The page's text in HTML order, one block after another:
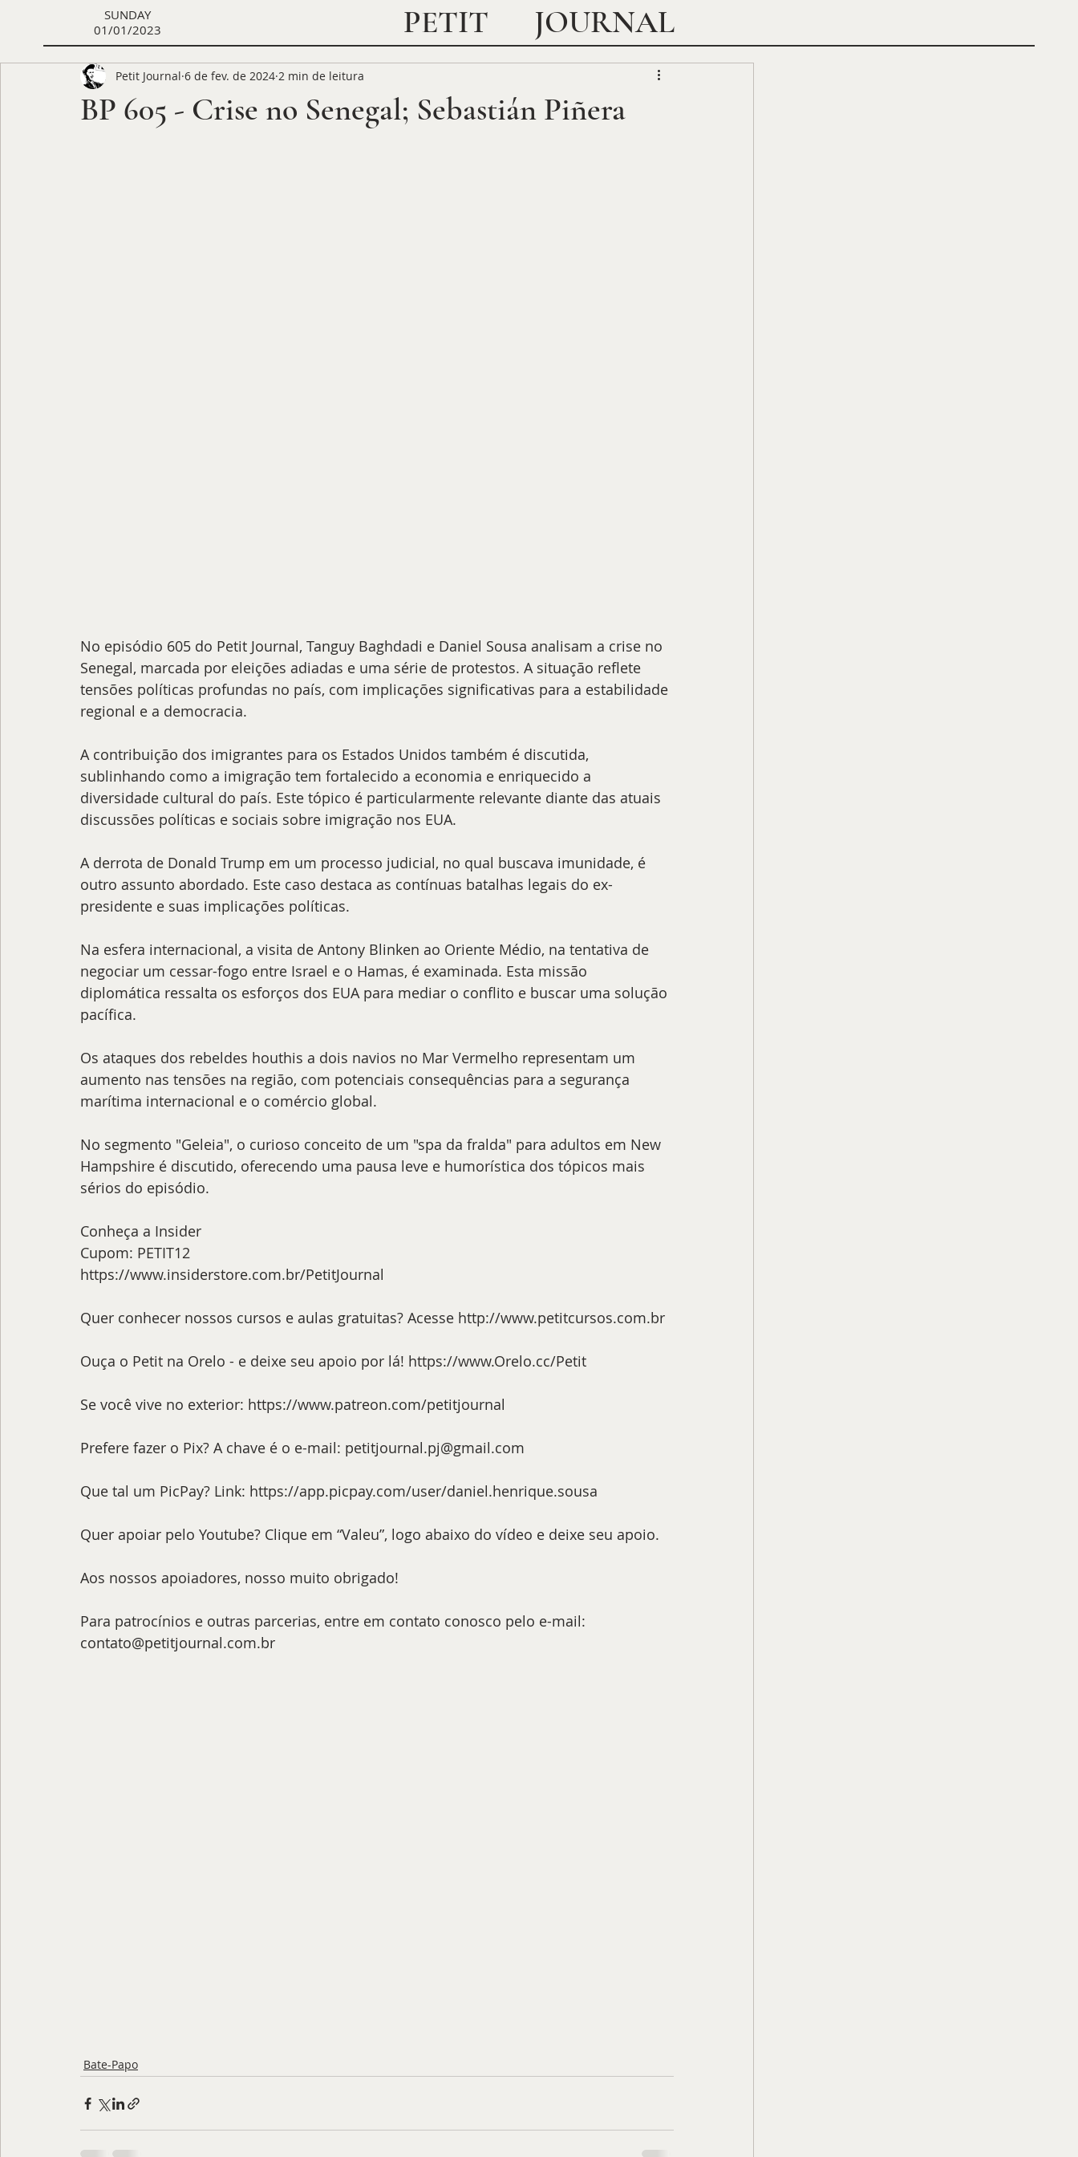
PETIT JOURNAL
SUNDAY
01/01/2023
BP 605 - Crise no Senegal; Sebastián Piñera
Petit Journal 6 de fev. de 2024 2 min de leitura
No episódio 605 do Petit Journal, Tanguy Baghdadi e Daniel Sousa analisam a crise no
Senegal, marcada por eleições adiadas e uma série de protestos. A situação reflete
tensões políticas profundas no país, com implicações significativas para a estabilidade
regional e a democracia.
A contribuição dos imigrantes para os Estados Unidos também é discutida,
sublinhando como a imigração tem fortalecido a economia e enriquecido a
diversidade cultural do país. Este tópico é particularmente relevante diante das atuais
discussões políticas e sociais sobre imigração nos EUA.
A derrota de Donald Trump em um processo judicial, no qual buscava imunidade, é
outro assunto abordado. Este caso destaca as contínuas batalhas legais do ex-
presidente e suas implicações políticas.
Na esfera internacional, a visita de Antony Blinken ao Oriente Médio, na tentativa de
negociar um cessar-fogo entre Israel e o Hamas, é examinada. Esta missão
diplomática ressalta os esforços dos EUA para mediar o conflito e buscar uma solução
pacífica.
Os ataques dos rebeldes houthis a dois navios no Mar Vermelho representam um
aumento nas tensões na região, com potenciais consequências para a segurança
marítima internacional e o comércio global.
No segmento "Geleia", o curioso conceito de um "spa da fralda" para adultos em New
Hampshire é discutido, oferecendo uma pausa leve e humorística dos tópicos mais
sérios do episódio.
Conheça a Insider
Cupom: PETIT12
https://www.insiderstore.com.br/PetitJournal
Quer conhecer nossos cursos e aulas gratuitas? Acesse http://www.petitcursos.com.br
Ouça o Petit na Orelo - e deixe seu apoio por lá! https://www.Orelo.cc/Petit
Se você vive no exterior: https://www.patreon.com/petitjournal
Prefere fazer o Pix? A chave é o e-mail: petitjournal.pj@gmail.com
Que tal um PicPay? Link: https://app.picpay.com/user/daniel.henrique.sousa
Quer apoiar pelo Youtube? Clique em “Valeu”, logo abaixo do vídeo e deixe seu apoio.
Aos nossos apoiadores, nosso muito obrigado!
Para patrocínios e outras parcerias, entre em contato conosco pelo e-mail:
contato@petitjournal.com.br
Bate-Papo